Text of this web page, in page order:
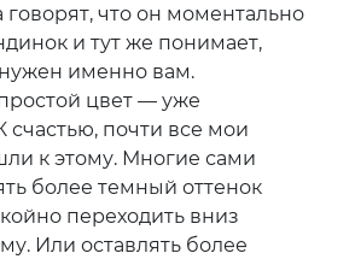
что он моментально
и тут же понимает,
нужен именно вам.
цвет — уже
счастью, почти все мои
к этому. Многие сами
более темный оттенок
переходить вниз
Или оставлять более